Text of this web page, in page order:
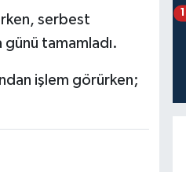
serbest
tamamladı.
işlem görürken;